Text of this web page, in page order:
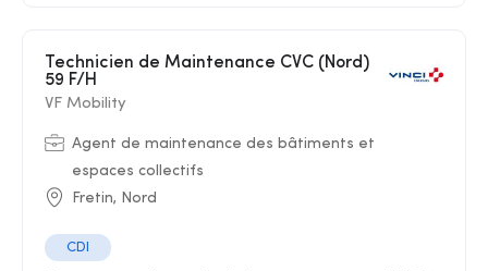
59 F/H
VF Mobility
Agent de maintenance des bâtiments et
espaces collectifs
Fretin, Nord
CDI